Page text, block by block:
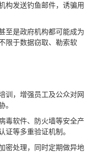
构发送钓鱼邮件，诱骗用
至是政府机构都可能成为
限于数据窃取、勒索软
训，增强员工及公众对网
。
毒软件、防火墙等安全产
证等多重验证机制。
密处理，同时定期做异地